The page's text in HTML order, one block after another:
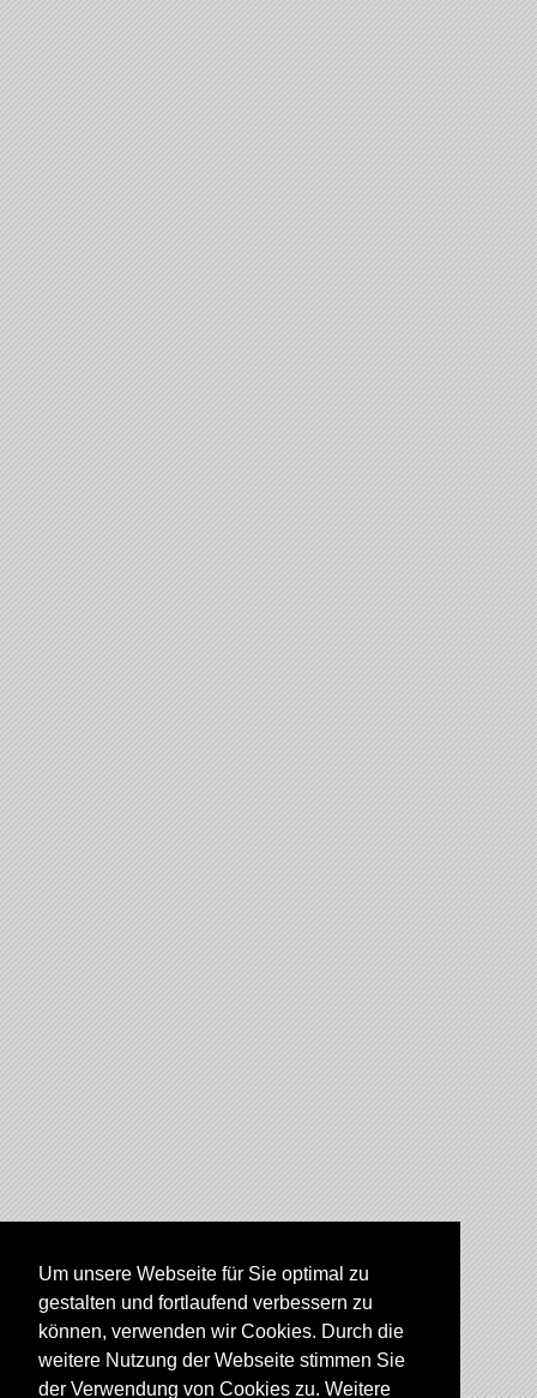
Um unsere Webseite für Sie optimal zu
gestalten und fortlaufend verbessern zu
können, verwenden wir Cookies. Durch die
weitere Nutzung der Webseite stimmen Sie
der Verwendung von Cookies zu. Weitere